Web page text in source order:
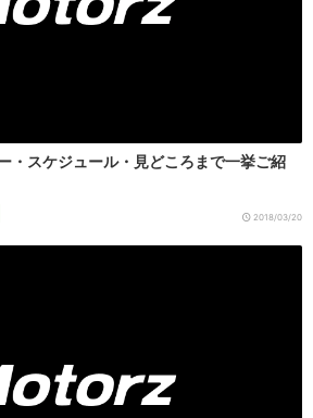
・スケジュール・見どころまで一挙ご紹
2018/03/20